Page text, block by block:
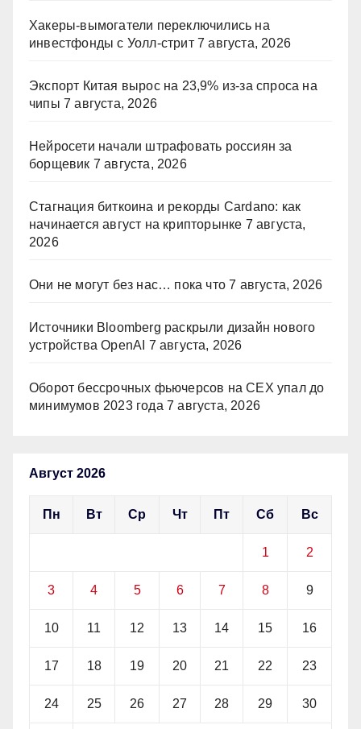
Хакеры-вымогатели переключились на
инвестфонды с Уолл-стрит 7 августа, 2026
Экспорт Китая вырос на 23,9% из-за спроса на
чипы 7 августа, 2026
Нейросети начали штрафовать россиян за
борщевик 7 августа, 2026
Стагнация биткоина и рекорды Cardano: как
начинается август на крипторынке 7 августа,
2026
Они не могут без нас… пока что 7 августа, 2026
Источники Bloomberg раскрыли дизайн нового
устройства OpenAI 7 августа, 2026
Оборот бессрочных фьючерсов на CEX упал до
минимумов 2023 года 7 августа, 2026
Август 2026
Пн Вт Ср Чт Пт Сб Вс
1 2
3 4 5 6 7 8 9
10 11 12 13 14 15 16
17 18 19 20 21 22 23
24 25 26 27 28 29 30